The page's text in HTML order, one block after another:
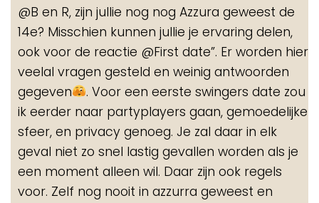
@B en R, zijn jullie nog nog Azzura geweest de
14e? Misschien kunnen jullie je ervaring delen,
ook voor de reactie @First date”. Er worden hier
veelal vragen gesteld en weinig antwoorden
gegeven
. Voor een eerste swingers date zou
ik eerder naar partyplayers gaan, gemoedelijke
sfeer, en privacy genoeg. Je zal daar in elk
geval niet zo snel lastig gevallen worden als je
een moment alleen wil. Daar zijn ook regels
voor. Zelf nog nooit in azzurra geweest en